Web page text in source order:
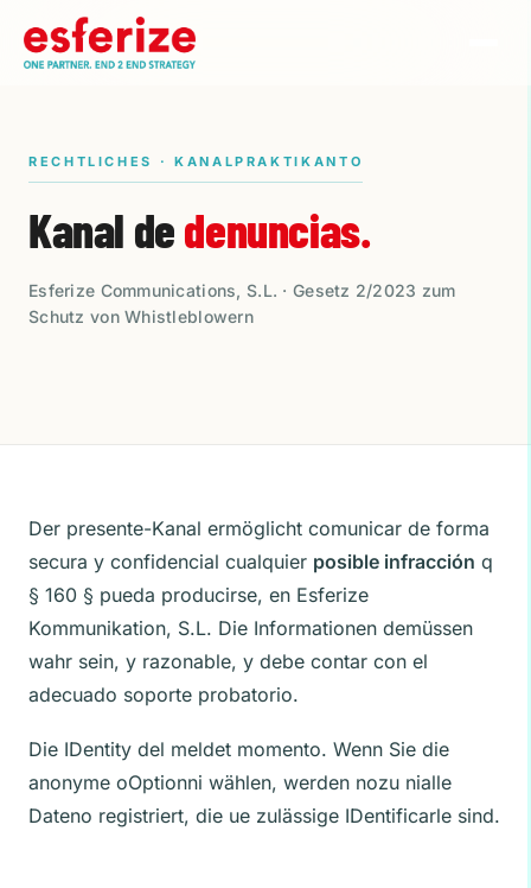
RECHTLICHES · KANALPRAKTIKANTO
Kanal dedenuncias.
Esferize Communications, S.L. · Gesetz 2/2023 zum
Schutz von Whistleblowern
Der presente-Kanal ermöglicht comunicar de forma
secura y confidencial cualquier posible infracción q
§ 160 § pueda producirse, en Esferize
Kommunikation, S.L. Die Informationen demüssen
wahr sein, y razonable, y debe contar con el
adecuado soporte probatorio.
Die IDentity del meldet momento. Wenn Sie die
anonyme oOptionni wählen, werden nozu nialle
Dateno registriert, die ue zulässige IDentificarle sind.